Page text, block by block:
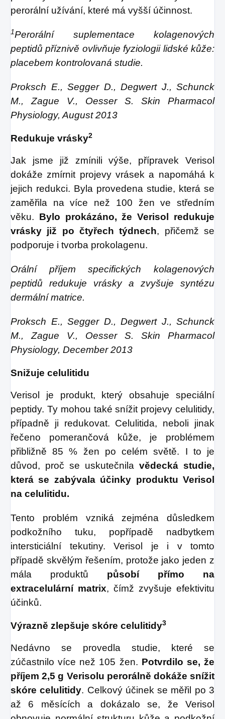
perorální užívání, které má vyšší účinnost.
1Perorální suplementace kolagenových
peptidů příznivě ovlivňuje fyziologii lidské kůže:
placebem kontrolovaná studie.
Proksch E., Segger D., Degwert J., Schunck
M., Zague V., Oesser S. Skin Pharmacol
Physiology, August 2013
Redukuje vrásky2
Jak jsme již zmínili výše, přípravek Verisol
dokáže zmírnit projevy vrásek a napomáhá k
jejich redukci. Byla provedena studie, která se
zaměřila na více než 100 žen ve středním
věku. Bylo prokázáno, že Verisol redukuje
vrásky již po čtyřech týdnech, přičemž se
podporuje i tvorba prokolagenu.
Orální příjem specifických kolagenových
peptidů redukuje vrásky a zvyšuje syntézu
dermální matrice.
Proksch E., Segger D., Degwert J., Schunck
M., Zague V., Oesser S. Skin Pharmacol
Physiology, December 2013
Snižuje celulitidu
Verisol je produkt, který obsahuje speciální
peptidy. Ty mohou také snížit projevy celulitidy,
případně ji redukovat. Celulitida, neboli jinak
řečeno pomerančová kůže, je problémem
přibližně 85 % žen po celém světě. I to je
důvod, proč se uskutečnila vědecká studie,
která se zabývala účinky produktu Verisol
na celulitidu.
Tento problém vzniká zejména důsledkem
podkožního tuku, popřípadě nadbytkem
intersticiální tekutiny. Verisol je i v tomto
případě skvělým řešením, protože jako jeden z
mála produktů působí přímo na
extracelulární matrix, čímž zvyšuje efektivitu
účinků.
Výrazně zlepšuje skóre celulitidy3
Nedávno se provedla studie, které se
zúčastnilo více než 105 žen. Potvrdilo se, že
příjem 2,5 g Verisolu perorálně dokáže snížit
skóre celulitidy. Celkový účinek se měřil po 3
až 6 měsících a dokázalo se, že Verisol